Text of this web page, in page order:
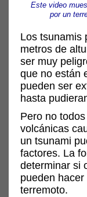
Este video
por un
Los tsunamis
metros de
ser muy
que no están
pueden ser
hasta
Pero no
volcánicas
un tsunami
factores. La
determinar si
pueden
terremoto.